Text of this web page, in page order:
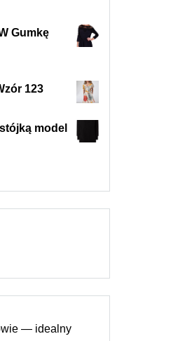
Gumkę
123
model
— idealny